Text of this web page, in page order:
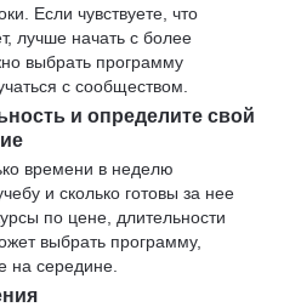
Если чувствуете, что
лучше начать с более
выбрать программу
с сообществом.
и определите свой
времени в неделю
и сколько готовы за нее
по цене, длительности
выбрать программу,
на середине.